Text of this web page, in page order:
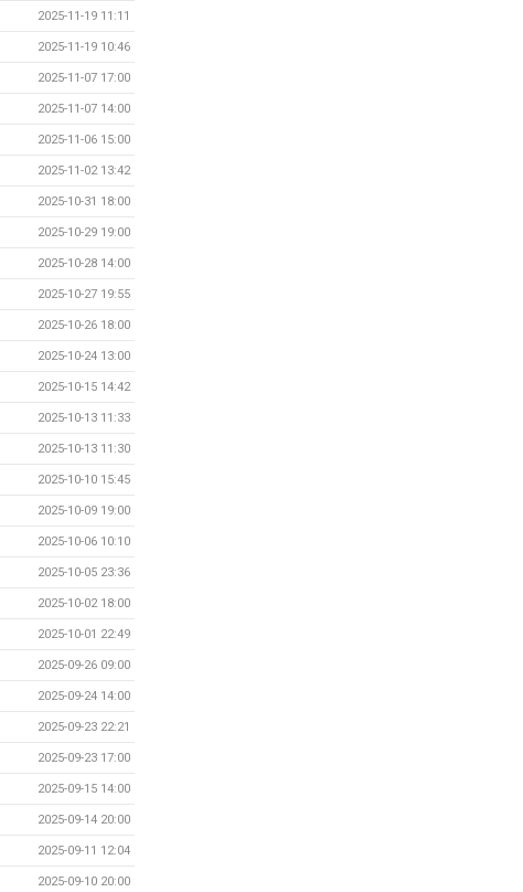
2025-11-19 11:11
2025-11-19 10:46
2025-11-07 17:00
2025-11-07 14:00
2025-11-06 15:00
2025-11-02 13:42
2025-10-31 18:00
2025-10-29 19:00
2025-10-28 14:00
2025-10-27 19:55
2025-10-26 18:00
2025-10-24 13:00
2025-10-15 14:42
2025-10-13 11:33
2025-10-13 11:30
2025-10-10 15:45
2025-10-09 19:00
2025-10-06 10:10
2025-10-05 23:36
2025-10-02 18:00
2025-10-01 22:49
2025-09-26 09:00
2025-09-24 14:00
2025-09-23 22:21
2025-09-23 17:00
2025-09-15 14:00
2025-09-14 20:00
2025-09-11 12:04
2025-09-10 20:00